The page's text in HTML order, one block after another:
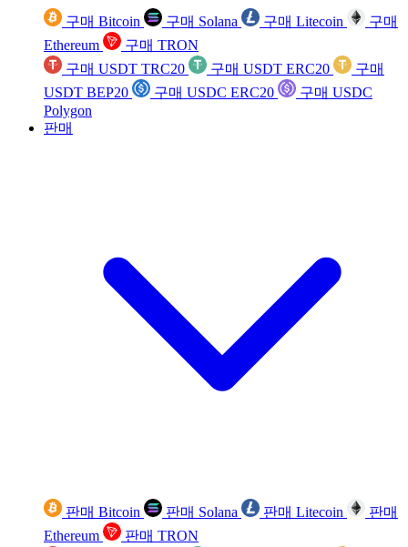
구매 Bitcoin 구매 Solana 구매 Litecoin
구매
Ethereum
구매 TRON
구매 USDT TRC20
구매 USDT ERC20
구매
USDT BEP20
구매 USDC ERC20
구매 USDC
Polygon
판매
판매 Bitcoin 판매 Solana 판매 Litecoin
판매
Ethereum
판매 TRON